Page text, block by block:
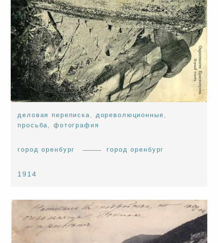
деловая переписка, дореволюционные ,
просьба,фотография
город оренбург город оренбург
1914